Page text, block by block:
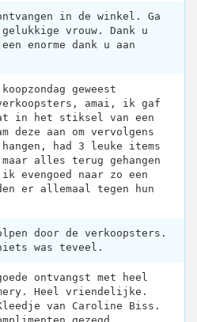
in de winkel. Ga
vrouw. Dank u
enorme dank u aan
geweest
amai, ik gaf
in het stiksel van een
deze aan om vervolgens
had 3 leuke items
alles terug gehangen
evengoed naar zo een
er allemaal tegen hun
door de verkoopsters.
was teveel.
ontvangst met heel
Heel vriendelijke.
van Caroline Biss.